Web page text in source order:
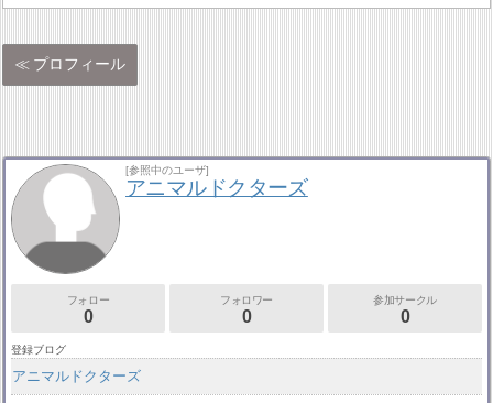
プロフィール
[参照中のユーザ]
アニマルドクターズ
フォロー
0
フォロワー
0
参加サークル
0
登録ブログ
アニマルドクターズ